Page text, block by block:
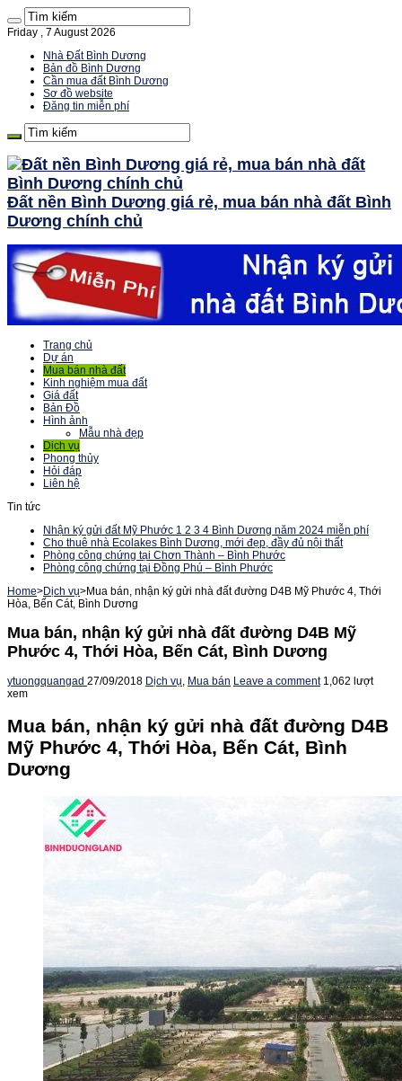
Friday , 7 August 2026
Nhà Đất Bình Dương
Bản đồ Bình Dương
Cần mua đất Bình Dương
Sơ đồ website
Đăng tin miễn phí
Đất nền Bình Dương giá rẻ, mua bán nhà đất Bình
Dương chính chủ
Trang chủ
Dự án
Mua bán nhà đất
Kinh nghiệm mua đất
Giá đất
Bản Đồ
Hình ảnh
Mẫu nhà đẹp
Dịch vụ
Phong thủy
Hỏi đáp
Liên hệ
Tin tức
Nhận ký gửi đất Mỹ Phước 1 2 3 4 Bình Dương năm 2024 miễn phí
Cho thuê nhà Ecolakes Bình Dương, mới đẹp, đầy đủ nội thất
Phòng công chứng tại Chơn Thành – Bình Phước
Phòng công chứng tại Đồng Phú – Bình Phước
Home>Dịch vụ>Mua bán, nhận ký gửi nhà đất đường D4B Mỹ Phước 4, Thới
Hòa, Bến Cát, Bình Dương
Mua bán, nhận ký gửi nhà đất đường D4B Mỹ
Phước 4, Thới Hòa, Bến Cát, Bình Dương
ytuongquangad 27/09/2018 Dịch vụ Mua bán Leave a comment 1,062 lượt
xem
Mua bán, nhận ký gửi nhà đất đường D4B
Mỹ Phước 4, Thới Hòa, Bến Cát, Bình
Dương